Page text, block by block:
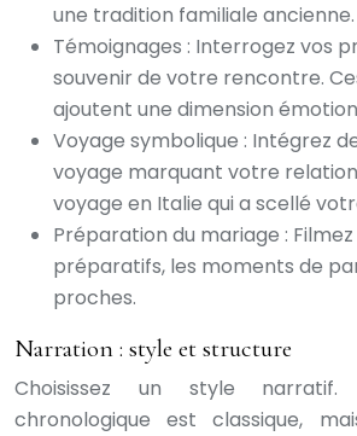
une tradition familiale ancienne.
Témoignages : Interrogez vos
souvenir de votre rencontre.
ajoutent une dimension
Voyage symbolique : Intégrez
voyage marquant votre
voyage en Italie qui a scellé
Préparation du mariage :
préparatifs, les moments de
proches.
Narration : style et structure
Choisissez un style narratif.
chronologique est classique,